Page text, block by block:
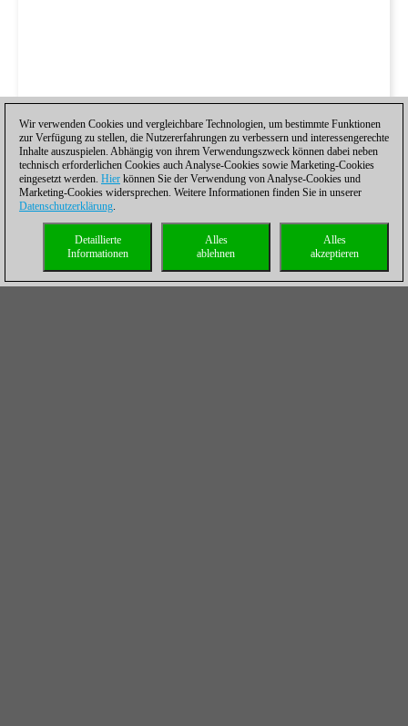
Wir verwenden Cookies und vergleichbare Technologien, um bestimmte Funktionen
zur Verfügung zu stellen, die Nutzererfahrungen zu verbessern und interessengerechte
Inhalte auszuspielen. Abhängig von ihrem Verwendungszweck können dabei neben
technisch erforderlichen Cookies auch Analyse-Cookies sowie Marketing-Cookies
eingesetzt werden. Hier können Sie der Verwendung von Analyse-Cookies und
Marketing-Cookies widersprechen. Weitere Informationen finden Sie in unserer
Datenschutzerklärung.
Alles
akzeptieren
Alles
ablehnen
Detaillierte
Informationen